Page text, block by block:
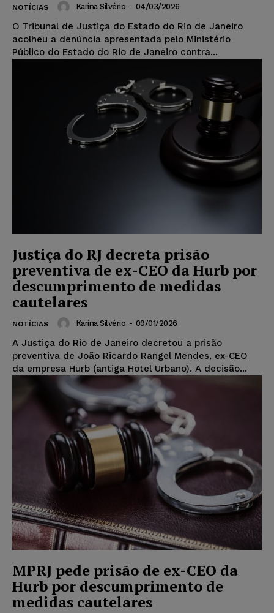
NOTÍCIAS Karina Silvério - 04/03/2026
O Tribunal de Justiça do Estado do Rio de Janeiro
acolheu a denúncia apresentada pelo Ministério
Público do Estado do Rio de Janeiro contra...
Justiça do RJ decreta prisão
preventiva de ex-CEO da Hurb por
descumprimento de medidas
cautelares
NOTÍCIAS Karina Silvério - 09/01/2026
A Justiça do Rio de Janeiro decretou a prisão
preventiva de João Ricardo Rangel Mendes, ex-CEO
da empresa Hurb (antiga Hotel Urbano). A decisão...
MPRJ pede prisão de ex-CEO da
Hurb por descumprimento de
medidas cautelares